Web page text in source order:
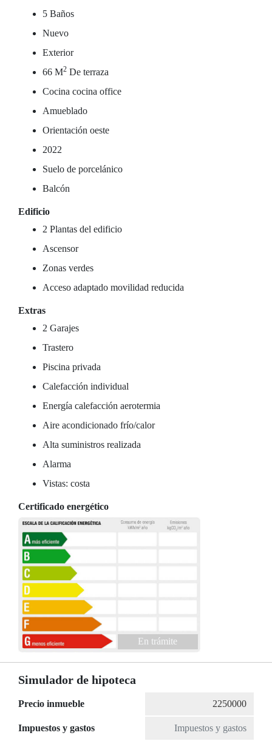
5 Baños
Nuevo
Exterior
66 M2 De terraza
Cocina cocina office
Amueblado
Orientación oeste
2022
Suelo de porcelánico
Balcón
Edificio
2 Plantas del edificio
Ascensor
Zonas verdes
Acceso adaptado movilidad reducida
Extras
2 Garajes
Trastero
Piscina privada
Calefacción individual
Energía calefacción aerotermia
Aire acondicionado frío/calor
Alta suministros realizada
Alarma
Vistas: costa
Certificado energético
En trámite
Simulador de hipoteca
Precio inmueble
Impuestos y gastos